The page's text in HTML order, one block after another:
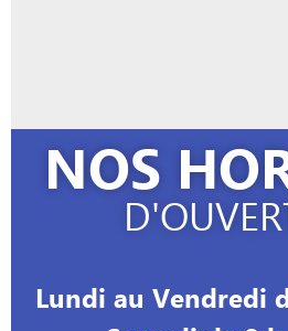
NOS
Lundi au Vendredi